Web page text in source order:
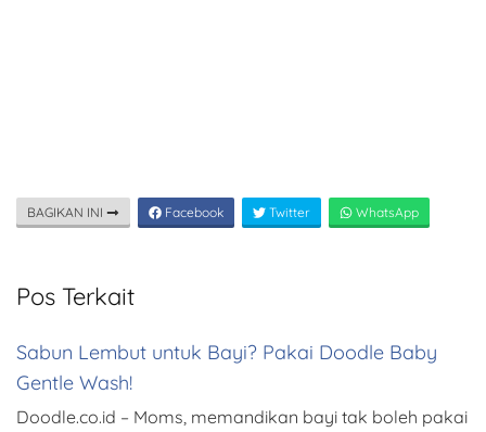
BAGIKAN INI Facebook Twitter WhatsApp
Pos Terkait
Sabun Lembut untuk Bayi? Pakai Doodle Baby
Gentle Wash!
Doodle.co.id – Moms, memandikan bayi tak boleh pakai